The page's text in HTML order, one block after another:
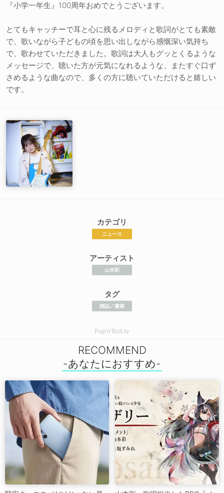
『小学一年生』100周年おめでとうございます。
とてもキャッチーで耳と心に残るメロディと歌詞がとても素敵
で、歌いながら子どもの頃を思い出しながら感慨深い気持ち
で、歌わせていただきました。歌詞は大人もグッとくるような
メッセージで、聴いた方が元気になれるような、またすぐ口ず
さめるような曲なので、多くの方に聴いていただけると嬉しい
です。
カテゴリ
ニュース
アーティスト
山本彩
タグ
雑誌／書籍
Pop'n'Roll.tv
RECOMMEND